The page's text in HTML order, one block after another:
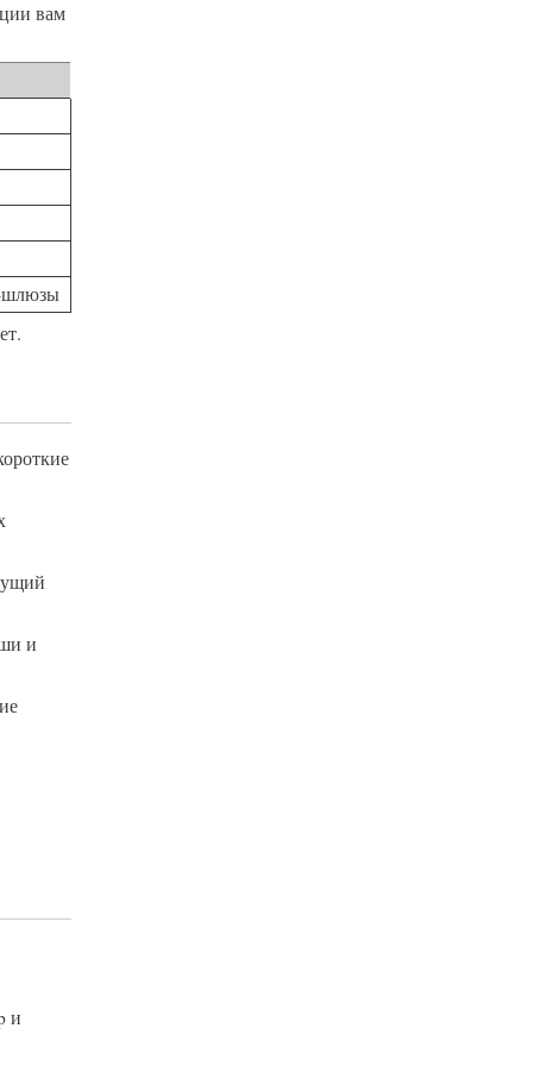
вам
и
и